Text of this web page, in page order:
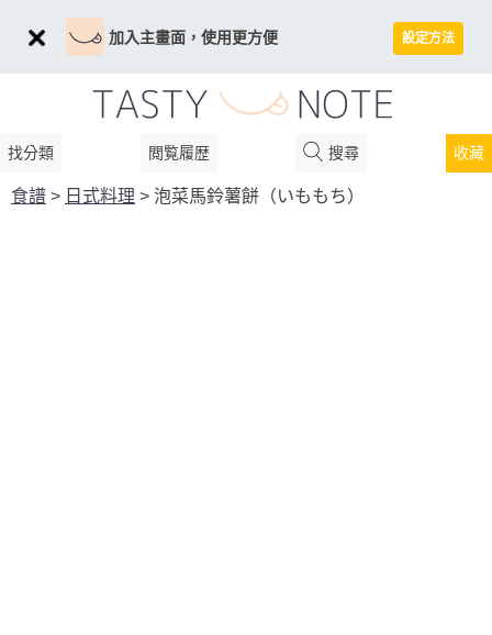
加入主畫面，使用更方便 設定方法
找分類 閲覧履歴 搜尋 收藏
食譜 > 日式料理 > 泡菜馬鈴薯餅（いももち）